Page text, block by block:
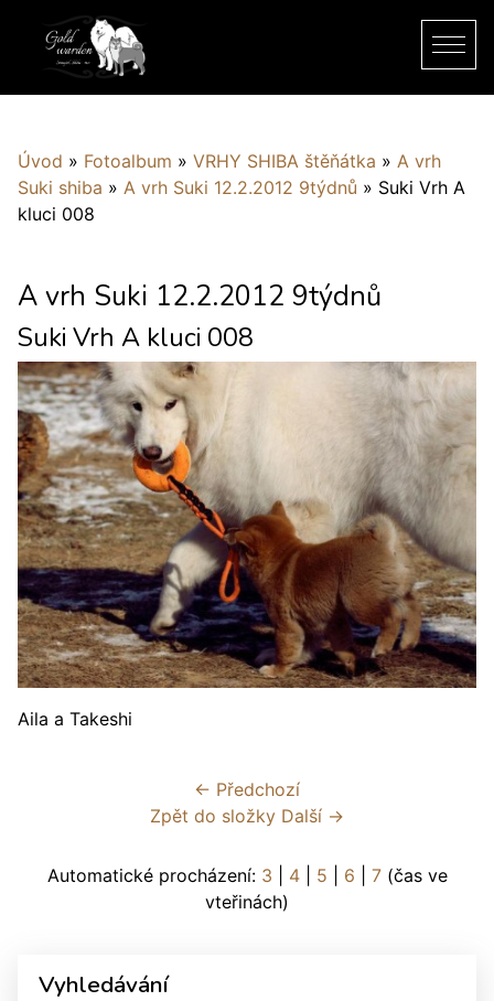
Úvod » Fotoalbum » VRHY SHIBA štěňátka » A vrh
Suki shiba » A vrh Suki 12.2.2012 9týdnů » Suki Vrh A
kluci 008
A vrh Suki 12.2.2012 9týdnů
Suki Vrh A kluci 008
Aila a Takeshi
← Předchozí
Zpět do složky Další →
Automatické procházení: 3 4| 5 6 7(čas ve
vteřinách)
Vyhledávání